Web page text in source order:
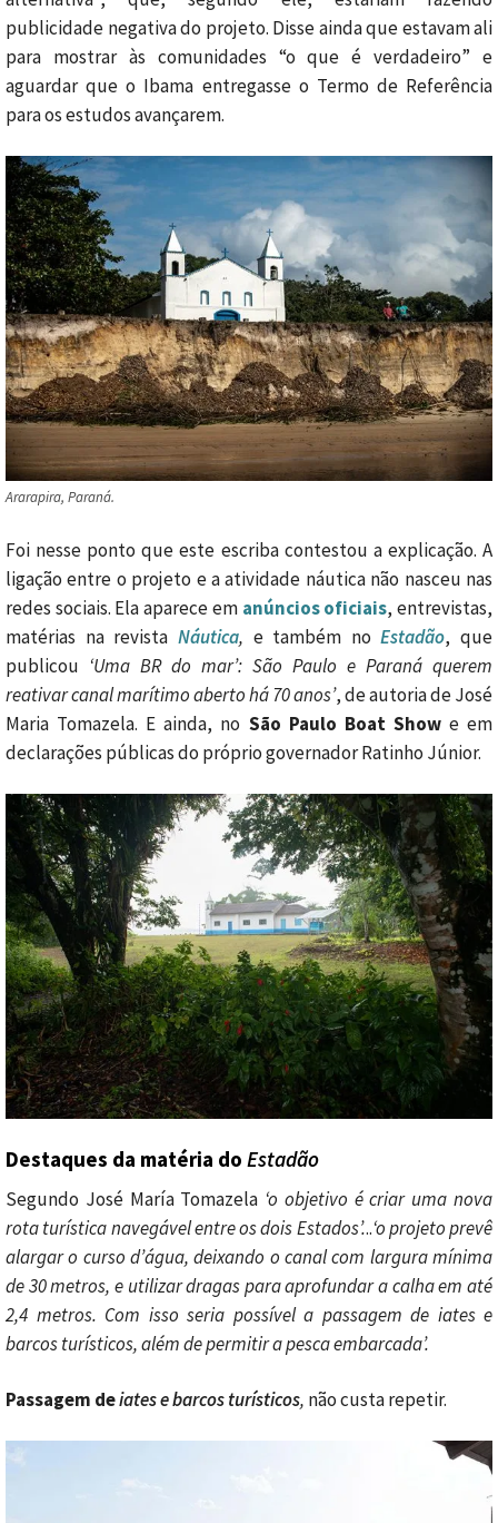
publicidade negativa do projeto. Disse ainda que estavam ali
para mostrar às comunidades “o que é verdadeiro” e
aguardar que o Ibama entregasse o Termo de Referência
para os estudos avançarem.
Ararapira, Paraná.
Foi nesse ponto que este escriba contestou a explicação. A
ligação entre o projeto e a atividade náutica não nasceu nas
redes sociais. Ela aparece em anúncios oficiais, entrevistas,
matérias na revista Náutica, e também noEstadão, que
publicou ‘Uma BR do mar’: São Paulo e Paraná querem
reativar canal marítimo aberto há 70 anos’, de autoria de José
Maria Tomazela. E ainda, no São Paulo Boat Showe em
declarações públicas do próprio governador Ratinho Júnior.
Destaques da matéria do Estadão
Segundo José María Tomazela ‘o objetivo é criar uma nova
rota turística navegável entre os dois Estados’...‘o projeto prevê
alargar o curso d’água, deixando o canal com largura mínima
de 30 metros, e utilizar dragas para aprofundar a calha em até
2,4 metros. Com isso seria possível a passagem de iates e
barcos turísticos, além de permitir a pesca embarcada’.
Passagem deiates e barcos turísticos, não custa repetir.